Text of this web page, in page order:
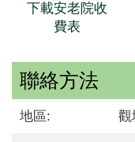
下載安老院收
費表
聯絡方法
地區: 觀